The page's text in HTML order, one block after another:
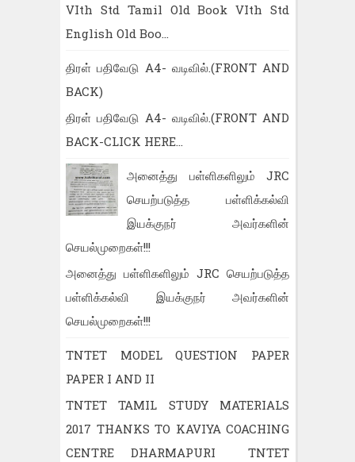
VIth Std Tamil Old Book VIth Std
English Old Boo...
திரள் பதிவேடு A4- வடிவில்.(FRONT AND
BACK)
திரள் பதிவேடு A4- வடிவில்.(FRONT AND
BACK-CLICK HERE...
அனைத்து பள்ளிகளிலும் JRC
செயற்படுத்த பள்ளிக்கல்வி
இயக்குநர் அவர்களின்
செயல்முறைகள்!!!
அனைத்து பள்ளிகளிலும் JRC செயற்படுத்த
பள்ளிக்கல்வி இயக்குநர் அவர்களின்
செயல்முறைகள்!!!
TNTET MODEL QUESTION PAPER
PAPER I AND II
TNTET TAMIL STUDY MATERIALS
2017 THANKS TO KAVIYA COACHING
CENTRE DHARMAPURI TNTET